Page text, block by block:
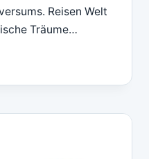
Reisen Welt
Träume…